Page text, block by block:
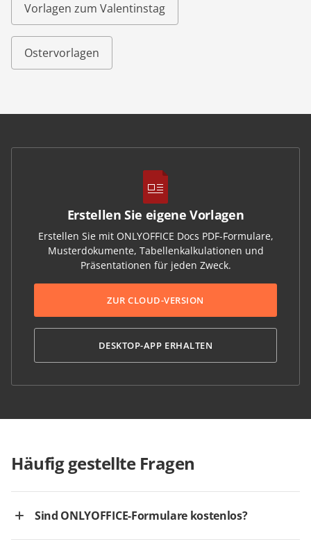
Vorlagen zum Valentinstag
Ostervorlagen
Erstellen Sie eigene Vorlagen
Erstellen Sie mit ONLYOFFICE Docs PDF-Formulare,
Musterdokumente, Tabellenkalkulationen und
Präsentationen für jeden Zweck.
ZUR CLOUD-VERSION
DESKTOP-APP ERHALTEN
Häufig gestellte Fragen
Sind ONLYOFFICE-Formulare kostenlos?